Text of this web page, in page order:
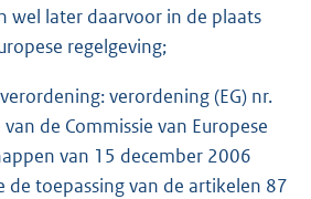
wel later daarvoor in de plaats
regelgeving;
verordening (EG) nr.
de Commissie van Europese
van 15 december 2006
de toepassing van de artikelen 87